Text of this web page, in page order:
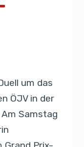
um das
ÖJV in der
Samstag